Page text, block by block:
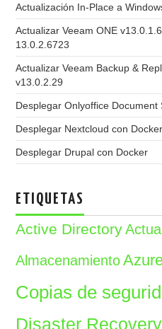
Actualización In-Place a
Actualizar Veeam ONE
13.0.2.6723
Actualizar Veeam Backup &
v13.0.2.29
Desplegar Onlyoffice Document
Desplegar Nextcloud con Docker
Desplegar Drupal con Docker
ETIQUETAS
Active Directory
Almacenamiento
Copias de
Disaster Recovery